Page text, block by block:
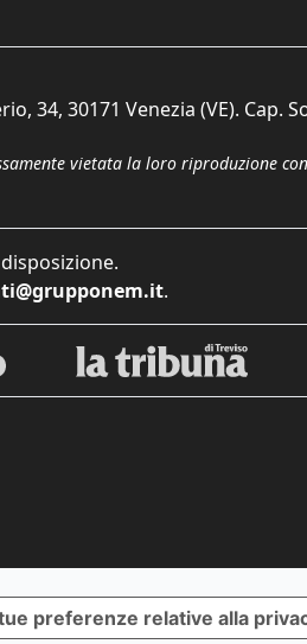
34, 30171 Venezia (VE). Cap.
vietata la loro riproduzione
.
preferenze relative alla